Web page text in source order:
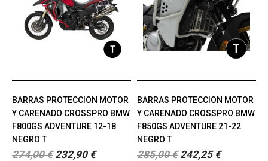
BARRAS PROTECCION MOTOR
Y CARENADO CROSSPRO BMW
F800GS ADVENTURE 12-18
NEGRO T
274,00 € 232,90 €
BARRAS PROTECCION MOTOR
Y CARENADO CROSSPRO BMW
F850GS ADVENTURE 21-22
NEGRO T
285,00 € 242,25 €